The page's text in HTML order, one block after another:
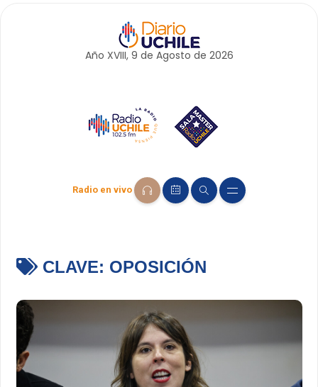
Año XVIII, 9 de Agosto de 2026
Radio en vivo
CLAVE: OPOSICIÓN